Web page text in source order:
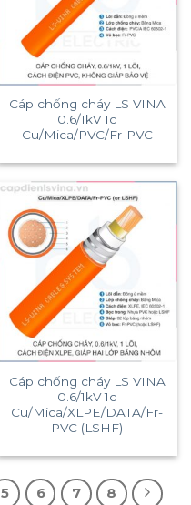
Cáp chống cháy LS VINA
0.6/1kV 1c
Cu/Mica/PVC/Fr-PVC
Cáp chống cháy LS VINA
0.6/1kV 1c
Cu/Mica/XLPE/DATA/Fr-
PVC (LSHF)
5 6 7 8